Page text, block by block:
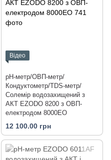
Відео
рН-метр/ОВП-метр/
Кондуктометр/TDS-метр/
Солемір водозахищений з
АКТ EZODO 8200 з ОВП-
електродом 8000EO
12 100.00 грн